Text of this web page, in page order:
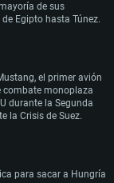
de sus
Egipto hasta Túnez.
el primer avión
combate monoplaza
durante la Segunda
la Crisis de Suez.
para sacar a Hungría